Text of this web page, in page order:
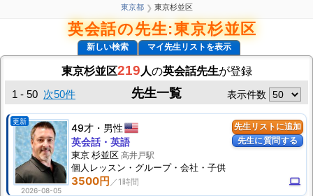
東京都 ❯ 東京杉並区
英会話の先生:東京杉並区
新しい検索 マイ先生リストを表示
東京杉並区219 人の英会話先生が登録
先生一覧
1 - 50 次50件 表示件数
先生リストに追加
先生に質問する
更新
2026-08-05
49才 男性
3500円 computer
英会話・英語
東京 杉並区 高井戸駅
個人 レッスン ・グループ・会社・子供